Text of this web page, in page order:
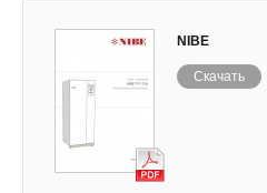
NIBE
Скачать